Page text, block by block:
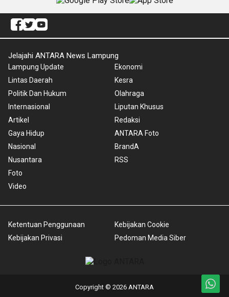
Jelajahi ANTARA News Lampung
Lampung Update
Lintas Daerah
Politik Dan Hukum
Internasional
Artikel
Gaya Hidup
Nasional
Nusantara
Foto
Video
Ekonomi
Kesra
Olahraga
Liputan Khusus
Redaksi
ANTARA Foto
BrandA
RSS
Ketentuan Penggunaan
Kebijakan Privasi
Kebijakan Cookie
Pedoman Media Siber
Copyright © 2026 ANTARA